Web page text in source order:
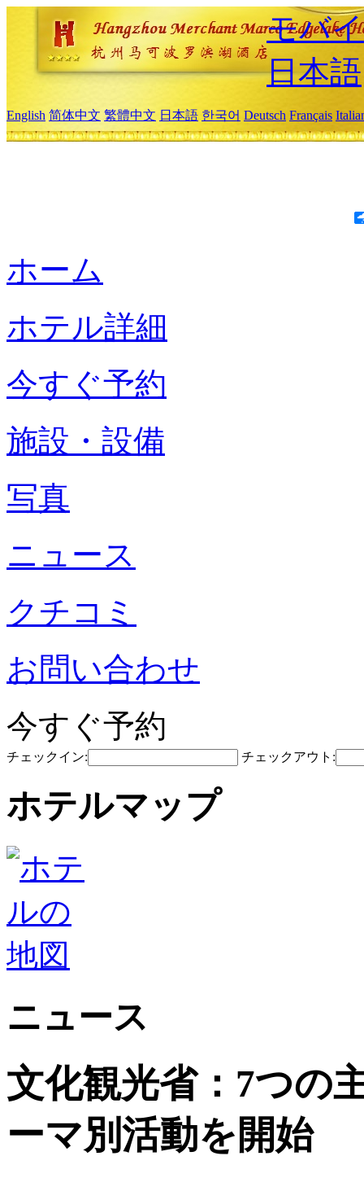
モバ
日本語
English 简体中文 繁體中文 日本語 한국어 Deutsch Français
ホーム
ホテル詳細
今すぐ予約
施設・設備
写真
ニュース
クチコミ
お問い合わせ
今すぐ予約
チェックイン: チェックアウト:
ホテルマップ
ニュース
文化観光省：7つの
ーマ別活動を開始